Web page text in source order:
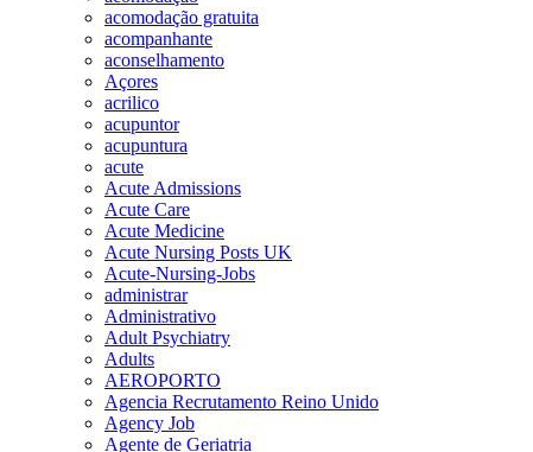
acomodação gratuita
acompanhante
aconselhamento
Açores
acrilico
acupuntor
acupuntura
acute
Acute Admissions
Acute Care
Acute Medicine
Acute Nursing Posts UK
Acute-Nursing-Jobs
administrar
Administrativo
Adult Psychiatry
Adults
AEROPORTO
Agencia Recrutamento Reino Unido
Agency Job
Agente de Geriatria